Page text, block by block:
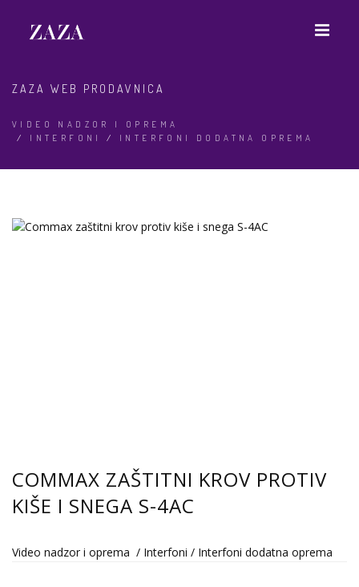
ZAZA WEB PRODAVNICA
VIDEO NADZOR I OPREMA
/ INTERFONI / INTERFONI DODATNA OPREMA
COMMAX ZAŠTITNI KROV PROTIV
KIŠE I SNEGA S-4AC
Video nadzor i oprema / Interfoni / Interfoni dodatna oprema